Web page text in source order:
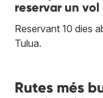
reservar un vol
Reservant 10 dies
Tulua.
Rutes més